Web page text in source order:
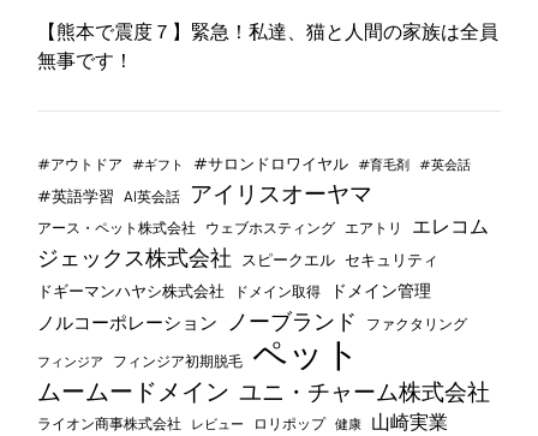
【熊本で震度７】緊急！私達、猫と人間の家族は全員
無事です！
#アウトドア #ギフト #サロンドロワイヤル #育毛剤 #英会話
#英語学習 AI英会話 アイリスオーヤマ
アース・ペット株式会社 ウェブホスティング エアトリ エレコム
ジェックス株式会社 スピークエル セキュリティ
ドギーマンハヤシ株式会社 ドメイン取得 ドメイン管理
ノルコーポレーション ノーブランド ファクタリング
フィンジア フィンジア初期脱毛 ペット
ムームードメイン ユニ・チャーム株式会社
ライオン商事株式会社 レビュー ロリポップ 健康 山崎実業